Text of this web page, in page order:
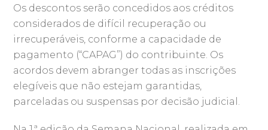
Os descontos serão concedidos aos créditos
considerados de difícil recuperação ou
irrecuperáveis, conforme a capacidade de
pagamento (“CAPAG”) do contribuinte. Os
acordos devem abranger todas as inscrições
elegíveis que não estejam garantidas,
parceladas ou suspensas por decisão judicial.